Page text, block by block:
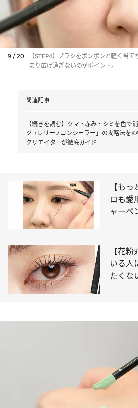
9 / 20
【STEP4】ブラシをポンポンと軽く当
まり広げ過ぎないのがポイント。
関連記事
【続きを読む】クマ・赤み・シミを色で
ジュレリープコンシーラー」の攻略法を
クリエイターが徹底ガイド
【も
ロも愛
ャーペ
ない描
ル旗
【花
いる人
たくな